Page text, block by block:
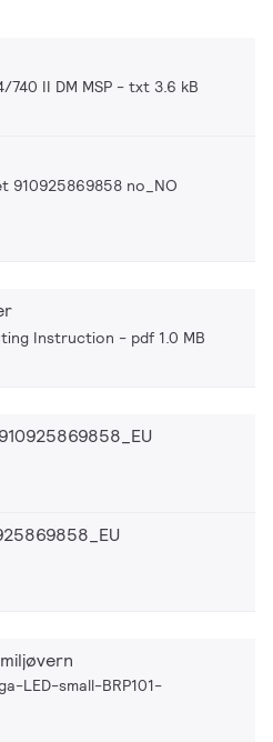
740 II DM MSP txt 3.6 kB
910925869858 no_NO
Instruction pdf 1.0 MB
LED-small-BRP101-